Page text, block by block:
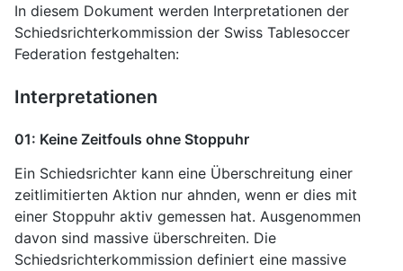
In diesem Dokument werden Interpretationen der
Schiedsrichterkommission der Swiss Tablesoccer
Federation festgehalten:
Interpretationen
01: Keine Zeitfouls ohne Stoppuhr
Ein Schiedsrichter kann eine Überschreitung einer
zeitlimitierten Aktion nur ahnden, wenn er dies mit
einer Stoppuhr aktiv gemessen hat. Ausgenommen
davon sind massive überschreiten. Die
Schiedsrichterkommission definiert eine massive